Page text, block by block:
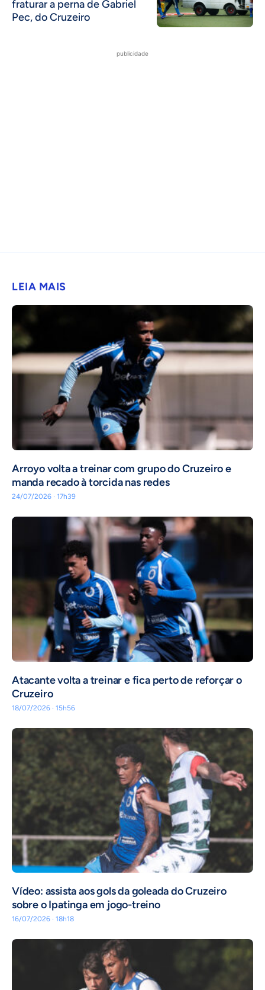
fraturar a perna de Gabriel
Pec, do Cruzeiro
publicidade
LEIA MAIS
Arroyo volta a treinar com grupo do Cruzeiro e
manda recado à torcida nas redes
24/07/2026 · 17h39
Atacante volta a treinar e fica perto de reforçar o
Cruzeiro
18/07/2026 · 15h56
Vídeo: assista aos gols da goleada do Cruzeiro
sobre o Ipatinga em jogo-treino
16/07/2026 · 18h18